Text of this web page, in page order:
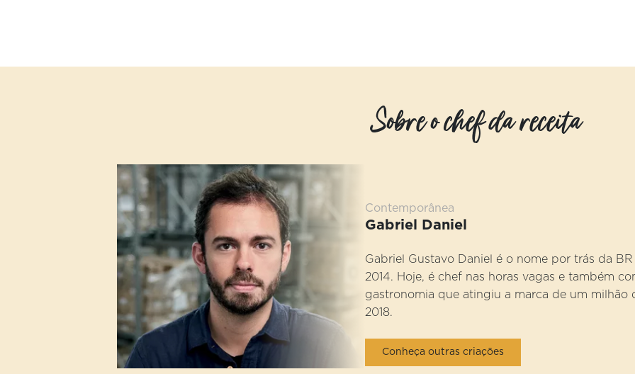
Sobre o chef da receita
Contemporânea
Gabriel Daniel
Gabriel Gustavo Daniel é o nome por trás da
2014. Hoje, é chef nas horas vagas e também
gastronomia que atingiu a marca de um milhão
2018.
Conheça outras criações